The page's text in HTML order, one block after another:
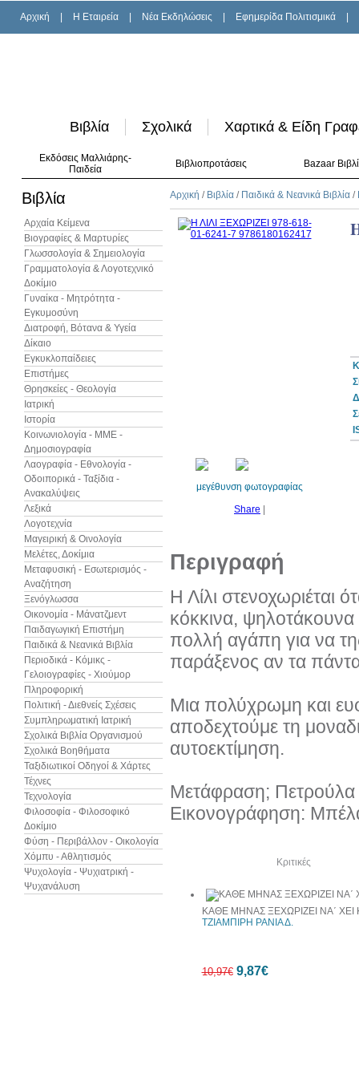
Αρχική H Εταιρεία Νέα Εκδηλώσεις Εφημερίδα Πολιτισμικά
Βιβλία Σχολικά Χαρτικά & Είδη
Εκδόσεις Μαλλιάρης-
Παιδεία
Βιβλιοπροτάσεις Bazaar
Βιβλία
Αρχαία Κείμενα
Βιογραφίες & Μαρτυρίες
Γλωσσολογία & Σημειολογία
Γραμματολογία & Λογοτεχνικό
Δοκίμιο
Γυναίκα - Μητρότητα -
Εγκυμοσύνη
Διατροφή, Βότανα & Υγεία
Δίκαιο
Εγκυκλοπαίδειες
Επιστήμες
Θρησκείες - Θεολογία
Ιατρική
Ιστορία
Κοινωνιολογία - ΜΜΕ -
Δημοσιογραφία
Λαογραφία - Εθνολογία -
Οδοιπορικά - Ταξίδια -
Ανακαλύψεις
Λεξικά
Λογοτεχνία
Μαγειρική & Οινολογία
Μελέτες, Δοκίμια
Μεταφυσική - Εσωτερισμός -
Αναζήτηση
Ξενόγλωσσα
Οικονομία - Μάνατζμεντ
Παιδαγωγική Επιστήμη
Παιδικά & Νεανικά Βιβλία
Περιοδικά - Κόμικς -
Γελοιογραφίες - Χιούμορ
Πληροφορική
Πολιτική - Διεθνείς Σχέσεις
Συμπληρωματική Ιατρική
Σχολικά Βιβλία Οργανισμού
Σχολικά Βοηθήματα
Ταξιδιωτικοί Οδηγοί & Χάρτες
Τέχνες
Τεχνολογία
Φιλοσοφία - Φιλοσοφικό
Δοκίμιο
Φύση - Περιβάλλον - Οικολογία
Χόμπυ - Αθλητισμός
Ψυχολογία - Ψυχιατρική -
Ψυχανάλυση
Αρχική / Βιβλία / Παιδικά & Νεανικά Βιβλία /
μεγέθυνση φωτογραφίας
Share
Περιγραφή
Η Λίλι στενοχωριέται
κόκκινα, ψηλοτάκουνα
πολλή αγάπη για να
παράξενος αν τα πάντα
Μια πολύχρωμη και
αποδεχτούμε τη
αυτοεκτίμηση.
Μετάφραση; Πετρούλα
Εικονογράφηση:
Κριτικές
ΚΑΘΕ ΜΗΝΑΣ ΞΕΧΩΡΙΖΕΙ ΝΑ΄ ΧΕΙ
ΤΖΙΑΜΠΙΡΗ ΡΑΝΙΑ Δ.
10,97€ 9,87€